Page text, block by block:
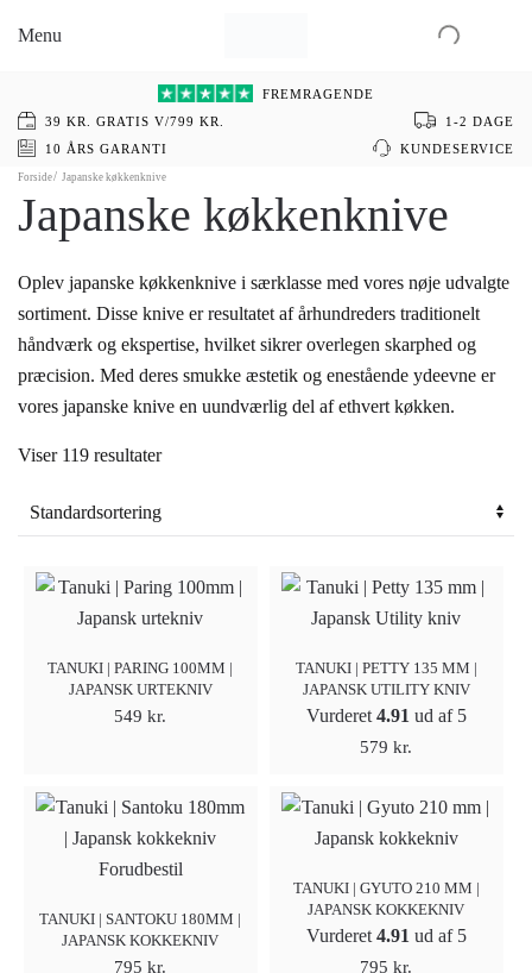
hovedindhold
Menu
FREMRAGENDE
39 KR. GRATIS V/799 KR.
1-2 DAGE
10 ÅRS GARANTI
KUNDESERVICE
Forside Japanske køkkenknive
Japanske køkkenknive
Oplev japanske køkkenknive i særklasse med vores nøje udvalgte
sortiment. Disse knive er resultatet af århundreders traditionelt
håndværk og ekspertise, hvilket sikrer overlegen skarphed og
præcision. Med deres smukke æstetik og enestående ydeevne er
vores japanske knive en uundværlig del af ethvert køkken.
Viser 119 resultater
TANUKI | PARING 100MM |
JAPANSK URTEKNIV
549kr.
TANUKI | PETTY 135 MM |
JAPANSK UTILITY KNIV
Vurderet 4.91 ud af 5
579kr.
Forudbestil
TANUKI | SANTOKU 180MM |
JAPANSK KOKKEKNIV
795kr.
TANUKI | GYUTO 210 MM |
JAPANSK KOKKEKNIV
Vurderet 4.91 ud af 5
795kr.